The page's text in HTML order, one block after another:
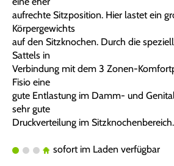
aufrechte Sitzposition. Hier lastet ein
Körpergewichts
auf den Sitzknochen. Durch die
Sattels in
Verbindung mit dem 3 Zonen-
Fisio eine
gute Entlastung im Damm- und
sehr gute
Druckverteilung im Sitzknochenbereich.
sofort im Laden verfügbar